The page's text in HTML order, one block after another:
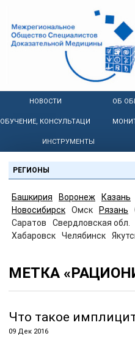
НОВОСТИ ОБ
ОБУЧЕНИЕ, КОНСУЛЬТАЦИИ
ИНСТРУМЕНТЫ
РЕГИОНЫ
Башкирия Воронеж Казань
Новосибирск
Омск Рязань
Саратов
Свердловская обл.
Хабаровск
Челябинск
МЕТКА
Что такое
09 Дек 2016